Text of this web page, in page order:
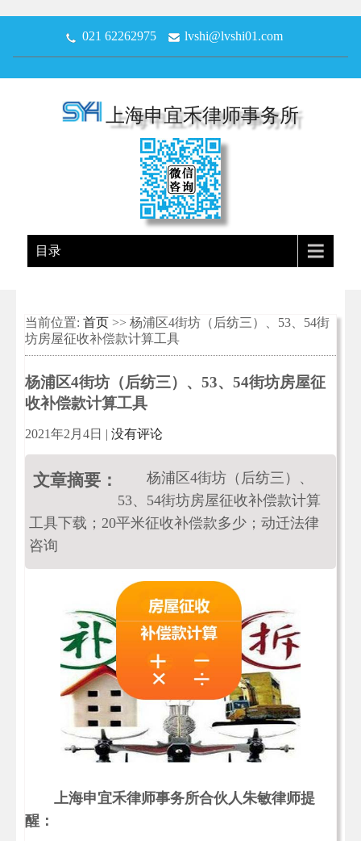
021 62262975 lvshi@lvshi01.com
上海申宜禾律师事务所
目录
当前位置: 首页 >> 杨浦区4街坊（后纺三）、53、54街
坊房屋征收补偿款计算工具
杨浦区4街坊（后纺三）、53、54街坊房屋征
收补偿款计算工具
2021年2月4日 | 没有评论
文章摘要：
杨浦区4街坊（后纺三）、
53、54街坊房屋征收补偿款计算
工具下载；20平米征收补偿款多少；动迁法律
咨询
上海申宜禾律师事务所合伙人朱敏律师提
醒：